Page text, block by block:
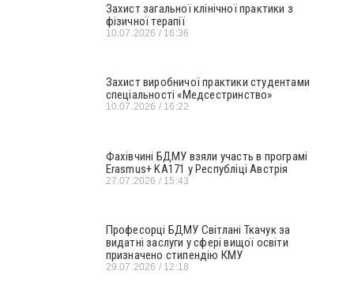
Захист загальної клінічної практики з
фізичної терапії
10.07.2026 16:36
Захист виробничої практики студентами
спеціальності «Медсестринство»
10.07.2026 16:22
Фахівчині БДМУ взяли участь в програмі
Erasmus+ KA171 у Республіці Австрія
27.07.2026 15:43
Професорці БДМУ Світлані Ткачук за
видатні заслуги у сфері вищої освіти
призначено стипендію КМУ
29.07.2026 12:18